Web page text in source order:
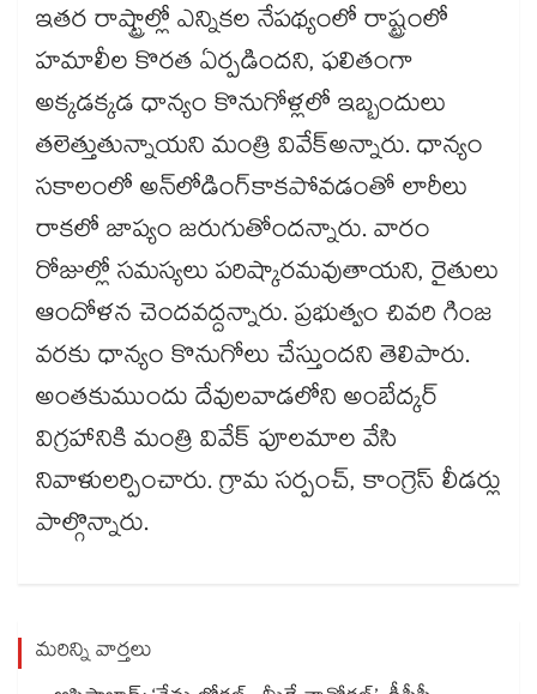
ఇతర రాష్ట్రాల్లో ఎన్నికల నేపథ్యంలో రాష్ట్రంలో
హమాలీల కొరత ఏర్పడిందని, ఫలితంగా
అక్కడక్కడ ధాన్యం కొనుగోళ్లలో ఇబ్బందులు
తలెత్తుతున్నాయని మంత్రి వివేక్​అన్నారు. ధాన్యం
సకాలంలో అన్​లోడింగ్​కాకపోవడంతో లారీలు
రాకలో జాప్యం జరుగుతోందన్నారు. వారం
రోజుల్లో సమస్యలు పరిష్కారమవుతాయని, రైతులు
ఆందోళన చెందవద్దన్నారు. ప్రభుత్వం చివరి గింజ
వరకు ధాన్యం కొనుగోలు చేస్తుందని తెలిపారు.
అంతకుముందు దేవులవాడలోని అంబేద్కర్​
విగ్రహానికి మంత్రి వివేక్​ పూలమాల వేసి
నివాళులర్పించారు. గ్రామ సర్పంచ్, కాంగ్రెస్​ లీడర్లు
పాల్గొన్నారు.
మరిన్ని వార్తలు